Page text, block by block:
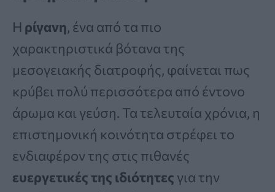
Η ρίγανη, ένα από τα πιο
χαρακτηριστικά βότανα της
μεσογειακής διατροφής, φαίνεται πως
κρύβει πολύ περισσότερα από έντονο
άρωμα και γεύση. Τα τελευταία χρόνια, η
επιστημονική κοινότητα στρέφει το
ενδιαφέρον της στις πιθανές
ευεργετικές της ιδιότητες για την